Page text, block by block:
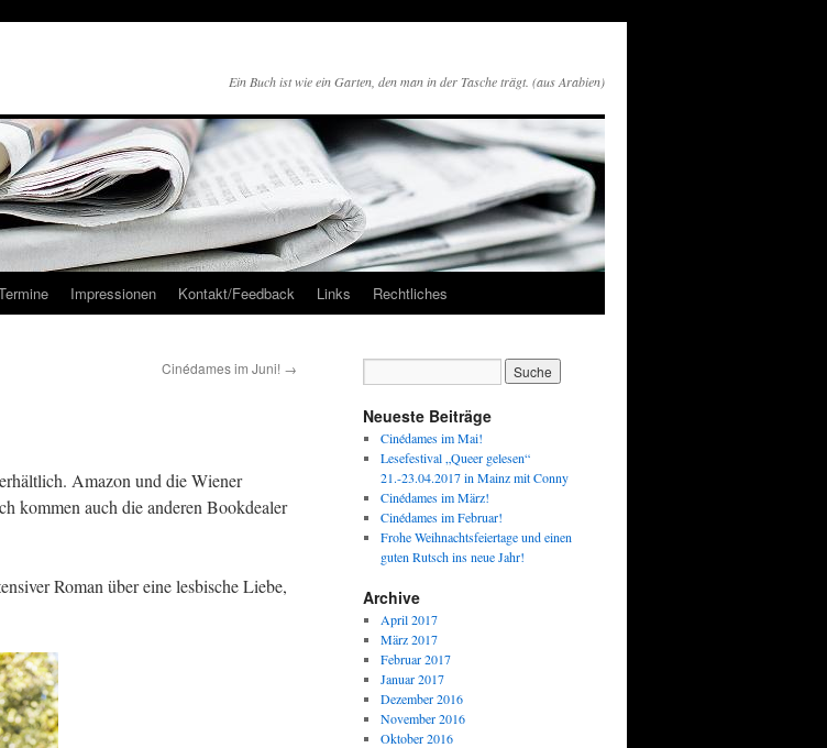
Ein Buch ist wie ein Garten, den man in der Tasche trägt. (aus Arabien)
Impressionen Kontakt/Feedback Links Rechtliches
Cinédames im Juni! →
Amazon und die Wiener
kommen auch die anderen Bookdealer
Roman über eine lesbische Liebe,
Neueste Beiträge
Cinédames im Mai!
Lesefestival „Queer gelesen“
21.-23.04.2017 in Mainz mit Conny
Cinédames im März!
Cinédames im Februar!
Frohe Weihnachtsfeiertage und einen
guten Rutsch ins neue Jahr!
Archive
April 2017
März 2017
Februar 2017
Januar 2017
Dezember 2016
November 2016
Oktober 2016